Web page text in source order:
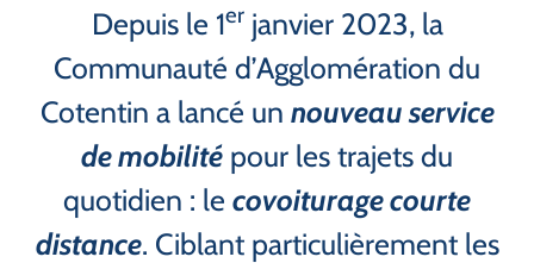
Depuis le 1erjanvier 2023, la
Communauté d’Agglomération du
Cotentin a lancé un nouveau service
de mobilité pour les trajets du
quotidien : le covoiturage courte
distance. Ciblant particulièrement les